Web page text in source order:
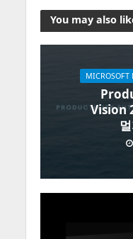
You may also
MICROSOFT
Vision